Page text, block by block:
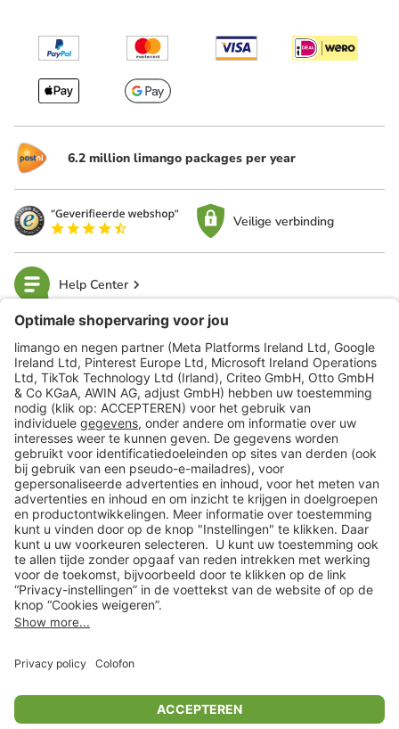
6.2 million limango packages per year
Veilige verbinding
Help Center
limango
Veilig winkelen
Klantenservice
Shop
Acties
limango.de limango.pl